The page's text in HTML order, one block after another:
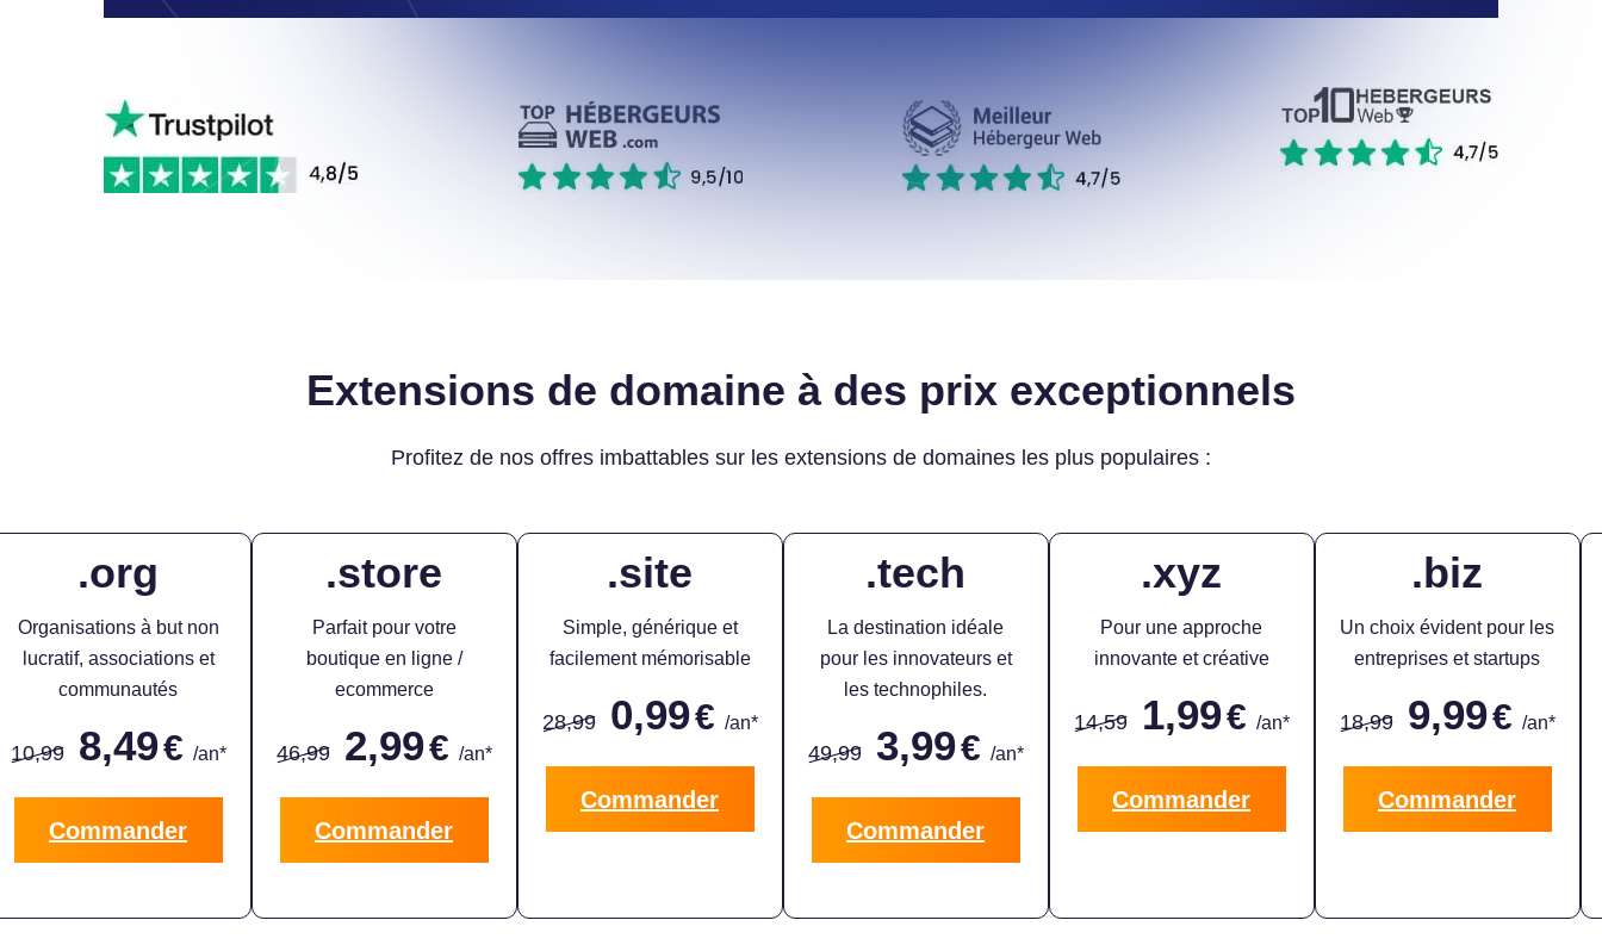
Extensions de domaine à des prix exceptionnels
Profitez de nos offres imbattables sur les extensions de domaines les plus populaires :
.org
Organisations à but non
lucratif, associations et
communautés
10,99 8,49€ /an*
Commander
.store
Parfait pour votre
boutique en ligne /
ecommerce
46,99 2,99€ /an*
Commander
.site
Simple, générique et
facilement mémorisable
28,99 0,99€ /an*
Commander
.tech
La destination idéale
pour les innovateurs et
les technophiles.
49,99 3,99€ /an*
Commander
.xyz
Pour une approche
innovante et créative
14,59 1,99€ /an*
Commander
.biz
Un choix évident pour les
entreprises et startups
18,99 9,99€ /an*
Commander